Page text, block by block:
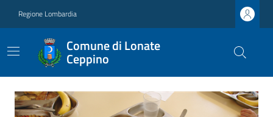
Regione Lombardia
Comune di Lonate
Ceppino
Ultime notizie